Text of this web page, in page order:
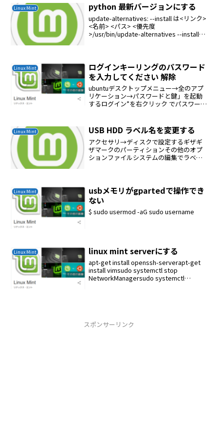
Linux Mint python 最新バージョンにする
update-alternatives: --install は<リンク>
<名前> <パス> <優先度
>/usr/bin/update-alternatives --install
Linux Mint
ログインキーリングのパスワード
を入力してください 解除
ubuntuデスクトップメニュー→全のアプ
リケーション→パスワードと鍵」を起動
するログイン”を右クリック でパスワード
Linux Mint USB HDD ラベル名を変更する
アクセサリ→ディスクで設定するギザギ
ザマークのパーティションその他のオプ
ションファイルシステムの編集でラベル
Linux Mint
usbメモリがgpartedで操作でき
ない
$ sudo usermod -aG sudo username
Linux Mint linux mint serverにする
apt-get install openssh-serverapt-get
install vimsudo systemctl stop
NetworkManagersudo systemctl
スポンサーリンク